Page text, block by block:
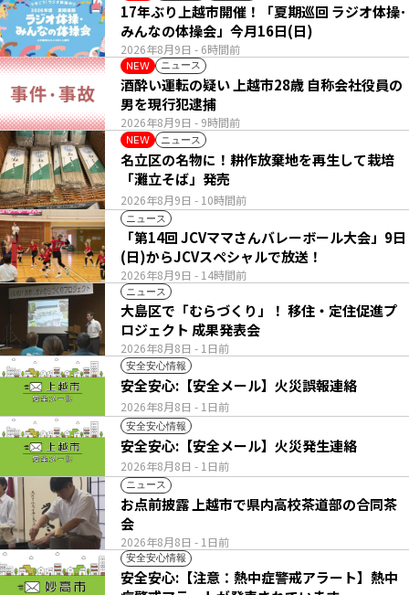
2026年8月9日 - 6時間前
17年ぶり上越市開催！「夏期巡回 ラジオ体操･
みんなの体操会」今月16日(日)
NEW ニュース
2026年8月9日 - 9時間前
酒酔い運転の疑い 上越市28歳 自称会社役員の
男を現行犯逮捕
NEW ニュース
2026年8月9日 - 10時間前
名立区の名物に！耕作放棄地を再生して栽培
「灘立そば」発売
ニュース
2026年8月9日 - 14時間前
「第14回 JCVママさんバレーボール大会」9日
(日)からJCVスペシャルで放送！
ニュース
2026年8月8日 - 1日前
大島区で「むらづくり」！ 移住・定住促進プ
ロジェクト 成果発表会
安全安心情報
2026年8月8日 - 1日前
安全安心:【安全メール】火災誤報連絡
安全安心情報
2026年8月8日 - 1日前
安全安心:【安全メール】火災発生連絡
ニュース
2026年8月8日 - 1日前
お点前披露 上越市で県内高校茶道部の合同茶
会
安全安心情報
安全安心:【注意：熱中症警戒アラート】熱中